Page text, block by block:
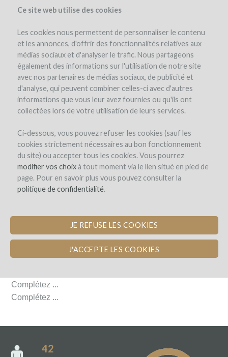
Ce site web utilise des cookies
Les cookies nous permettent de personnaliser le contenu
et les annonces, d'offrir des fonctionnalités relatives aux
médias sociaux et d'analyser le trafic. Nous partageons
également des informations sur l'utilisation de notre site
avec nos partenaires de médias sociaux, de publicité et
d'analyse, qui peuvent combiner celles-ci avec d'autres
informations que vous leur avez fournies ou qu'ils ont
collectées lors de votre utilisation de leurs services.
Ci-dessous, vous pouvez refuser les cookies (sauf les
cookies strictement nécessaires au bon fonctionnement
du site) ou accepter tous les cookies. Vous pourrez
modifier vos choixà tout moment via le lien situé en pied de
page. Pour en savoir plus vous pouvez consulter la
politique de confidentialité.
JE REFUSE LES COOKIES
J'ACCEPTE LES COOKIES
the project
MaipOrigen
LAUNCHING A GROUP OF ARTISANAL
WINE PRODUCERS FROM THE MAIPO
VALLEY
AVIS D'EXPERTS
Complétez ...
Complétez ...
42